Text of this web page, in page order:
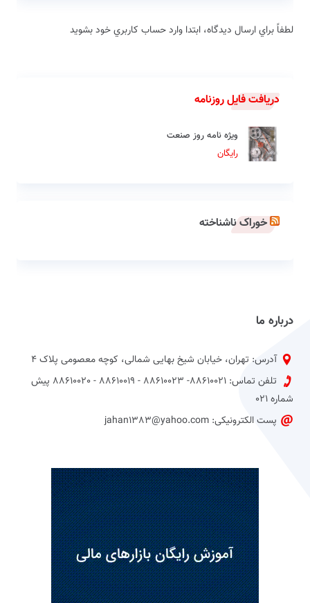
لطفاً براي ارسال دیدگاه، ابتدا وارد حساب كاربري خود بشويد
دریافت فایل روزنامه
ویژه نامه روز صنعت
رایگان
خوراک ناشناخته
درباره ما
آدرس: تهران، خیابان شیخ بهایی شمالی، کوچه معصومی پلاک 4
تلفن تماس: 88610021- 88610023 - 88610019 - 88610020 پیش
شماره 021
پست الکترونیکی: jahan1383@yahoo.com